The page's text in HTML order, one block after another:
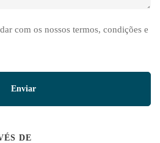
com os nossos termos, condições e
DE